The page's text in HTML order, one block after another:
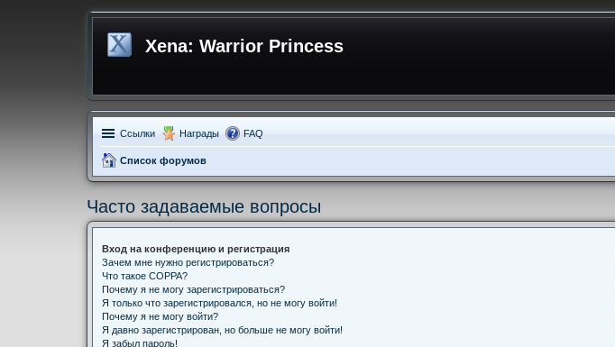
Xena: Warrior Princess
Ссылки Награды FAQ
Список форумов
Часто задаваемые вопросы
Вход на конференцию и регистрация
Зачем мне нужно регистрироваться?
Что такое COPPA?
Почему я не могу зарегистрироваться?
Я только что зарегистрировался, но не могу войти!
Почему я не могу войти?
Я давно зарегистрирован, но больше не могу войти!
Я забыл пароль!